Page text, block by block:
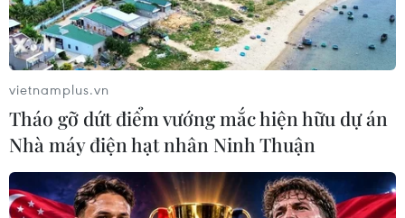
Quảng Trị: Xử phạt tài xế vượt đường
ngang có tín hiệu cảnh báo đường
sắt
06/08/2026 05:10
Mưa dông khiến hàng chục
chuyến bay tới Nội Bài không thể hạ
cánh
vietnamplus.vn
Tháo gỡ dứt điểm vướng mắc hiện hữu dự án
Nhà máy điện hạt nhân Ninh Thuận